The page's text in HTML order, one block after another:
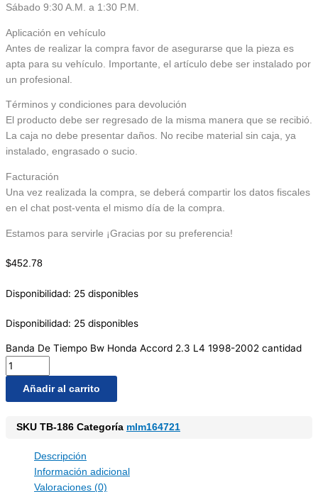
Sábado 9:30 A.M. a 1:30 P.M.
Aplicación en vehículo
Antes de realizar la compra favor de asegurarse que la pieza es
apta para su vehículo. Importante, el artículo debe ser instalado por
un profesional.
Términos y condiciones para devolución
El producto debe ser regresado de la misma manera que se recibió.
La caja no debe presentar daños. No recibe material sin caja, ya
instalado, engrasado o sucio.
Facturación
Una vez realizada la compra, se deberá compartir los datos fiscales
en el chat post-venta el mismo día de la compra.
Estamos para servirle ¡Gracias por su preferencia!
$452.78
Disponibilidad: 25 disponibles
Disponibilidad: 25 disponibles
Banda De Tiempo Bw Honda Accord 2.3 L4 1998-2002 cantidad
Añadir al carrito
SKU TB-186 Categoría mlm164721
Descripción
Información adicional
Valoraciones (0)